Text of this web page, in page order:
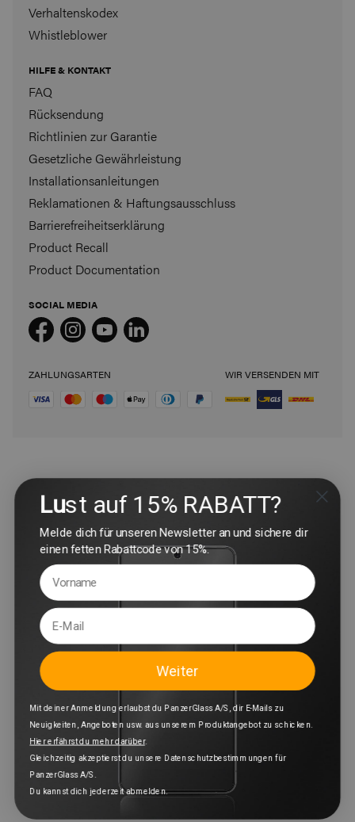
Verhaltenskodex
Whistleblower
HILFE & KONTAKT
FAQ
Rücksendung
Richtlinien zur Garantie
Gesetzliche Gewährleistung
Installationsanleitungen
Reklamationen & Haftungsausschluss
Barrierefreiheitserklärung
Product Recall
Product Documentation
SOCIAL MEDIA
ZAHLUNGSARTEN WIR VERSENDEN MIT
Lust auf 15% RABATT?
Melde dich für unseren Newsletter an und sichere dir
einen fetten Rabattcode von 15%.
Weiter
Mit deiner Anmeldung erlaubst du PanzerGlass A/S, dir E-Mails zu
Neuigkeiten, Angeboten usw. aus unserem Produktangebot zu schicken.
Hier erfährst du mehr darüber.
Gleichzeitig akzeptierst du unsere Datenschutzbestimmungen für
PanzerGlass A/S.
Du kannst dich jederzeit abmelden.